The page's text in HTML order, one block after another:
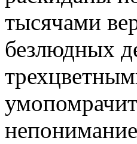
тысячами
безлюдных